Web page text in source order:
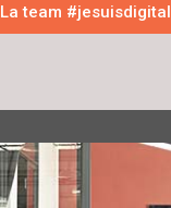
La team #jesuisdigital